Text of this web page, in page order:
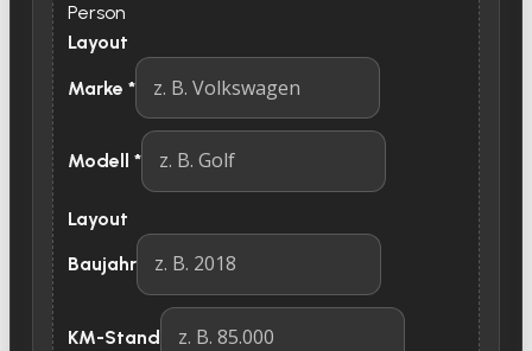
Person
Layout
Marke *
Modell *
Layout
Baujahr
KM-Stand